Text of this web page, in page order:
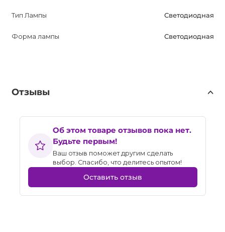
Тип Лампы Светодиодная
Форма лампы Светодиодная
Отзывы
Об этом товаре отзывов пока нет.
Будьте первым!
Ваш отзыв поможет другим сделать
выбор. Спасибо, что делитесь опытом!
Оставить отзыв